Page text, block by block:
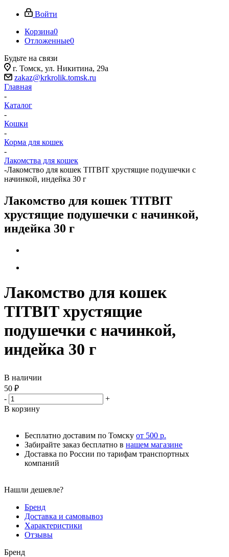
Войти
Корзина0
Отложенные0
Будьте на связи
г. Томск, ​ул. Никитина, 29а
zakaz@krkrolik.tomsk.ru
Главная
-
Каталог
-
Кошки
-
Корма для кошек
-
Лакомства для кошек
-Лакомство для кошек TITBIT хрустящие подушечки с
начинкой, индейка 30 г
Лакомство для кошек TITBIT
хрустящие подушечки с начинкой,
индейка 30 г
Лакомство для кошек
TITBIT хрустящие
подушечки с начинкой,
индейка 30 г
В наличии
50 ₽
-
+
В корзину
Бесплатно доставим по Томску от 500 р.
Забирайте заказ бесплатно в нашем магазине
Доставка по России по тарифам транспортных
компаний
Нашли дешевле?
Бренд
Доставка и самовывоз
Характеристики
Отзывы
Бренд